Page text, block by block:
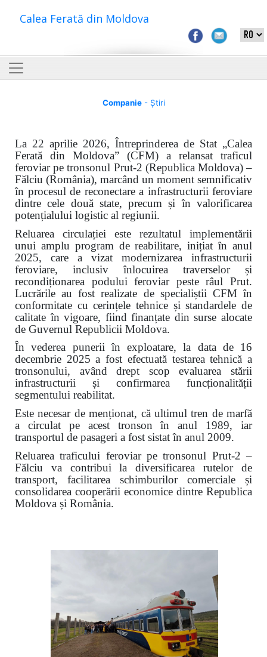
Calea Ferată din Moldova
Companie- Știri
La 22 aprilie 2026, Întreprinderea de Stat „Calea
Ferată din Moldova” (CFM) a relansat traficul
feroviar pe tronsonul Prut-2 (Republica Moldova) –
Fălciu (România), marcând un moment semnificativ
în procesul de reconectare a infrastructurii feroviare
dintre cele două state, precum și în valorificarea
potențialului logistic al regiunii.
Reluarea circulației este rezultatul implementării
unui amplu program de reabilitare, inițiat în anul
2025, care a vizat modernizarea infrastructurii
feroviare, inclusiv înlocuirea traverselor și
recondiționarea podului feroviar peste râul Prut.
Lucrările au fost realizate de specialiștii CFM în
conformitate cu cerințele tehnice și standardele de
calitate în vigoare, fiind finanțate din surse alocate
de Guvernul Republicii Moldova.
În vederea punerii în exploatare, la data de 16
decembrie 2025 a fost efectuată testarea tehnică a
tronsonului, având drept scop evaluarea stării
infrastructurii și confirmarea funcționalității
segmentului reabilitat.
Este necesar de menționat, că ultimul tren de marfă
a circulat pe acest tronson în anul 1989, iar
transportul de pasageri a fost sistat în anul 2009.
Reluarea traficului feroviar pe tronsonul Prut-2 –
Fălciu va contribui la diversificarea rutelor de
transport, facilitarea schimburilor comerciale și
consolidarea cooperării economice dintre Republica
Moldova și România.